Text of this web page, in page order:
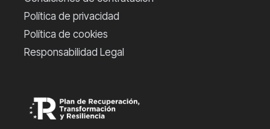
Política de privacidad
Política de cookies
Responsabilidad Legal